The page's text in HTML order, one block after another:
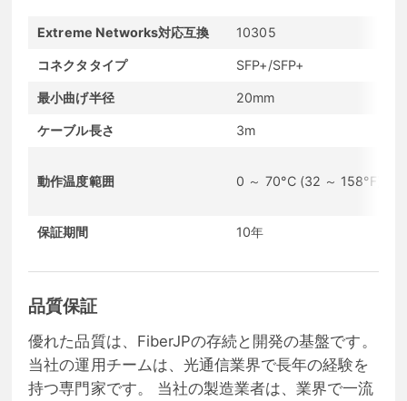
Extreme Networks対応互換 10305
コネクタタイプ SFP+/SFP+
最小曲げ半径 20mm
ケーブル長さ 3m
動作温度範囲 0 ～ 70°C (32 ～ 158°F)
保証期間 10年
品質保証
優れた品質は、FiberJPの存続と開発の基盤です。
当社の運用チームは、光通信業界で長年の経験を
持つ専門家です。 当社の製造業者は、業界で一流